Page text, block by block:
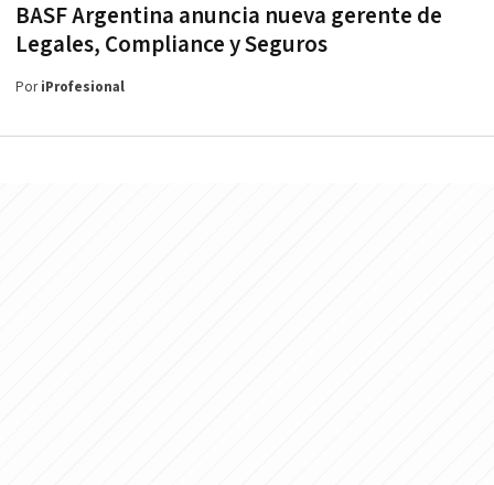
BASF Argentina anuncia nueva gerente de
Legales, Compliance y Seguros
PoriProfesional